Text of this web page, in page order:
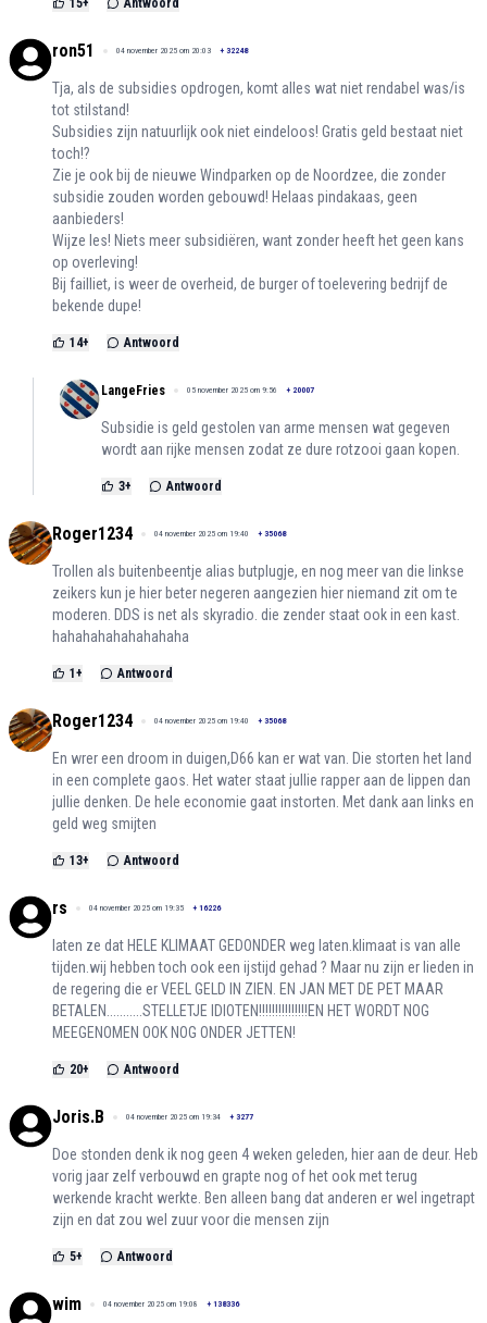
ron51 04 november 2025 om 20:03 + 32248
Tja, als de subsidies opdrogen, komt alles wat niet rendabel was/is
tot stilstand!
Subsidies zijn natuurlijk ook niet eindeloos! Gratis geld bestaat niet
toch!?
Zie je ook bij de nieuwe Windparken op de Noordzee, die zonder
subsidie zouden worden gebouwd! Helaas pindakaas, geen
aanbieders!
Wijze les! Niets meer subsidiëren, want zonder heeft het geen kans
op overleving!
Bij failliet, is weer de overheid, de burger of toelevering bedrijf de
bekende dupe!
14+ Antwoord
LangeFries 05 november 2025 om 9:56 + 20007
Subsidie is geld gestolen van arme mensen wat gegeven
wordt aan rijke mensen zodat ze dure rotzooi gaan kopen.
3+ Antwoord
Roger1234 04 november 2025 om 19:40 + 35068
Trollen als buitenbeentje alias butplugje, en nog meer van die linkse
zeikers kun je hier beter negeren aangezien hier niemand zit om te
moderen. DDS is net als skyradio. die zender staat ook in een kast.
hahahahahahahahaha
1+ Antwoord
Roger1234 04 november 2025 om 19:40 + 35068
En wrer een droom in duigen,D66 kan er wat van. Die storten het land
in een complete gaos. Het water staat jullie rapper aan de lippen dan
jullie denken. De hele economie gaat instorten. Met dank aan links en
geld weg smijten
13+ Antwoord
rs 04 november 2025 om 19:35 + 16226
laten ze dat HELE KLIMAAT GEDONDER weg laten.klimaat is van alle
tijden.wij hebben toch ook een ijstijd gehad ? Maar nu zijn er lieden in
de regering die er VEEL GELD IN ZIEN. EN JAN MET DE PET MAAR
BETALEN...........STELLETJE IDIOTEN!!!!!!!!!!!!!!!EN HET WORDT NOG
MEEGENOMEN OOK NOG ONDER JETTEN!
20+ Antwoord
Joris.B 04 november 2025 om 19:34 + 3277
Doe stonden denk ik nog geen 4 weken geleden, hier aan de deur. Heb
vorig jaar zelf verbouwd en grapte nog of het ook met terug
werkende kracht werkte. Ben alleen bang dat anderen er wel ingetrapt
zijn en dat zou wel zuur voor die mensen zijn
5+ Antwoord
wim 04 november 2025 om 19:08 + 138336